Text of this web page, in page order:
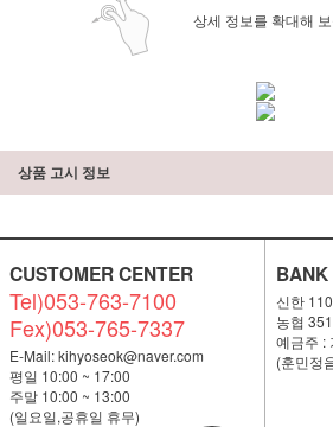
상세 정보를 확대해
상품 고시 정보
CUSTOMER CENTER
Tel)053-763-7100
Fex)053-765-7337
E-Mail:kihyoseok@naver.com
평일 10:00 ~ 17:00
주말 10:00 ~ 13:00
(일요일,공휴일 휴무)
BANK
신한
농협
예금주 :
(훈민정